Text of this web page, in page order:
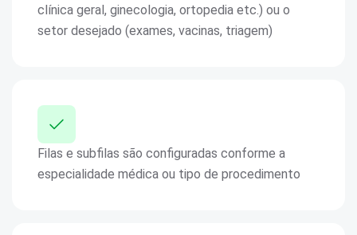
clínica geral, ginecologia, ortopedia etc.) ou o
setor desejado (exames, vacinas, triagem)
Filas e subfilas são configuradas conforme a
especialidade médica ou tipo de procedimento